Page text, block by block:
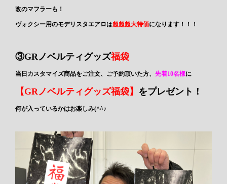
改のマフラーも！
ヴォクシー用のモデリスタエアロは超超超大特価になります！！！
③GRノベルティグッズ福袋
当日カスタマイズ商品をご注文、ご予約頂いた方、先着10名様に
【GRノベルティグッズ福袋】 をプレゼント！
何が入っているかはお楽しみ(^^♪